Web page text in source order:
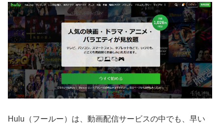
Hulu（フールー）は、動画配信サービスの中でも、早い